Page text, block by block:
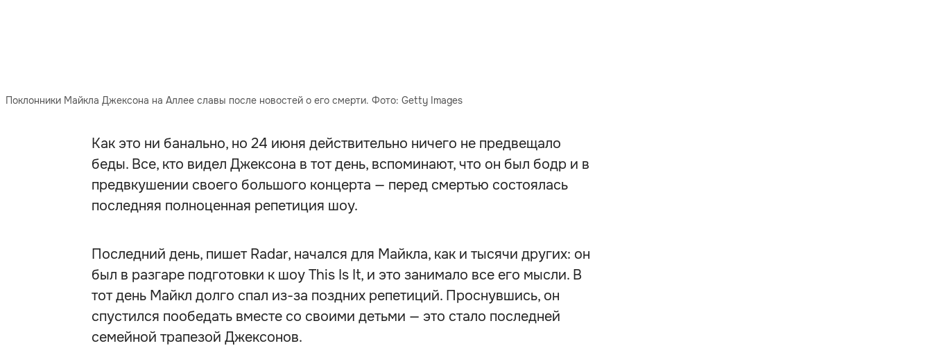
Поклонники Майкла Джексона на Аллее славы после новостей о его смерти. Фото: Getty Images
Как это ни банально, но 24 июня действительно ничего не предвещало
беды. Все, кто видел Джексона в тот день, вспоминают, что он был бодр и в
предвкушении своего большого концерта — перед смертью состоялась
последняя полноценная репетиция шоу.
Последний день, пишет Radar, начался для Майкла, как и тысячи других: он
был в разгаре подготовки к шоу This Is It, и это занимало все его мысли. В
тот день Майкл долго спал из-за поздних репетиций. Проснувшись, он
спустился пообедать вместе со своими детьми — это стало последней
семейной трапезой Джексонов.